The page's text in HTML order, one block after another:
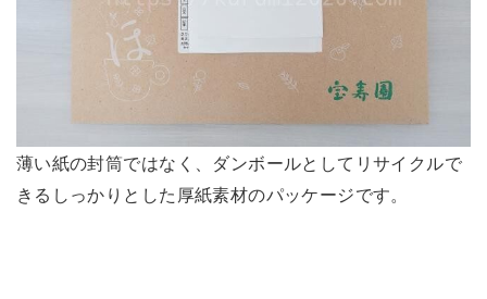
薄い紙の封筒ではなく、ダンボールとしてリサイクルで
きるしっかりとした厚紙素材のパッケージです。